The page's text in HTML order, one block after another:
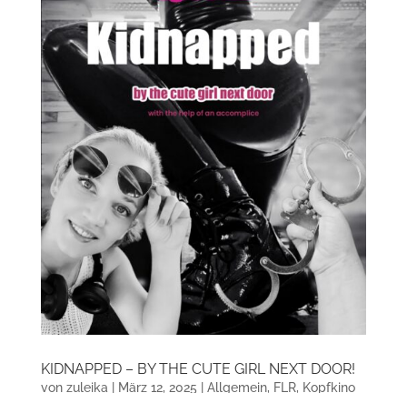
KIDNAPPED – BY THE CUTE GIRL NEXT DOOR!
von zuleika| März 12, 2025 Allgemein, FLR, Kopfkino